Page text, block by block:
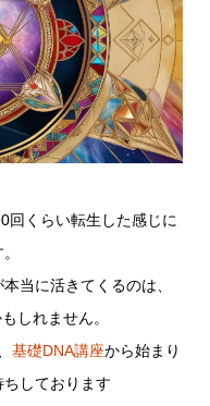
回くらい転生した感じに
当に活きてくるのは、
しれません。
基礎DNA講座から始まり
しております